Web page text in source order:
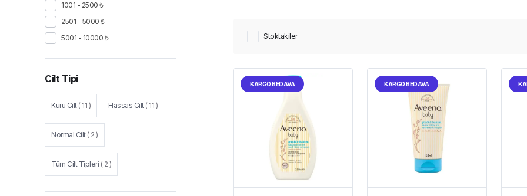
1001 - 2500 ₺
2501 - 5000 ₺
5001 - 10000 ₺
Cilt Tipi
Kuru Cilt ( 11 ) Hassas Cilt ( 11 )
Normal Cilt ( 2 )
Tüm Cilt Tipleri ( 2 )
Stoktakiler
KARGO BEDAVA KARGO BEDAVA